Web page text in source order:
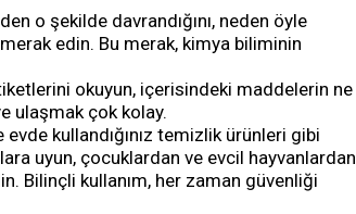
o şekilde davrandığını, neden öyle
edin. Bu merak, kimya biliminin
okuyun, içerisindeki maddelerin ne
ulaşmak çok kolay.
evde kullandığınız temizlik ürünleri gibi
uyun, çocuklardan ve evcil hayvanlardan
Bilinçli kullanım, her zaman güvenliği